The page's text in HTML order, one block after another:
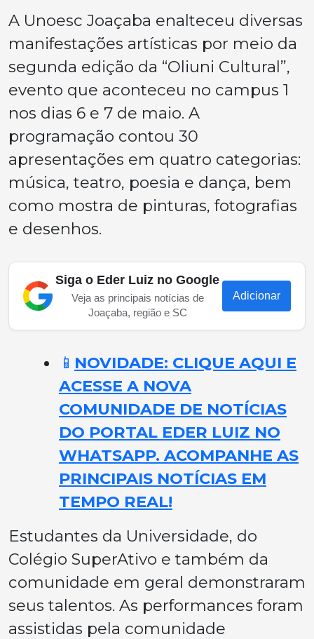
A Unoesc Joaçaba enalteceu diversas
manifestações artísticas por meio da
segunda edição da “Oliuni Cultural”,
evento que aconteceu no campus 1
nos dias 6 e 7 de maio. A
programação contou 30
apresentações em quatro categorias:
música, teatro, poesia e dança, bem
como mostra de pinturas, fotografias
e desenhos.
Siga o Eder Luiz no Google
Veja as principais notícias de
Joaçaba, região e SC
Adicionar
📱 NOVIDADE: CLIQUE AQUI E
ACESSE A NOVA
COMUNIDADE DE NOTÍCIAS
DO PORTAL EDER LUIZ NO
WHATSAPP. ACOMPANHE AS
PRINCIPAIS NOTÍCIAS EM
TEMPO REAL!
Estudantes da Universidade, do
Colégio SuperAtivo e também da
comunidade em geral demonstraram
seus talentos. As performances foram
assistidas pela comunidade